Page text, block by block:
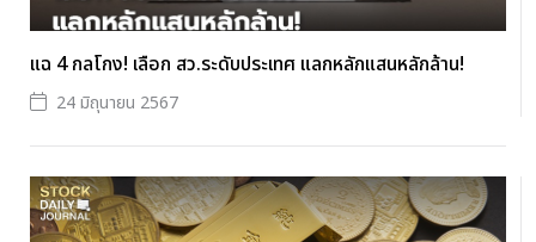
แฉ 4 กลโกง! เลือก สว.ระดับประเทศ แลกหลักแสนหลักล้าน!
24 มิถุนายน 2567